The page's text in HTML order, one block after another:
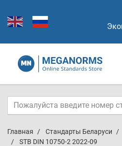
Главная Стандарты Беларуси
STB DIN 10750-2 2022-09